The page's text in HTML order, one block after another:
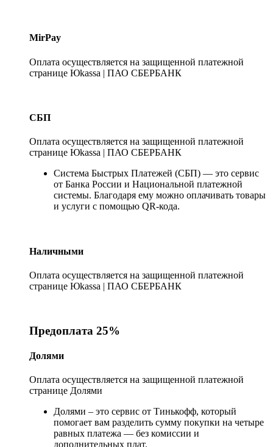
MirPay
Оплата осуществляется на защищенной платежной
странице Юkassa | ПАО СБЕРБАНК
СБП
Оплата осуществляется на защищенной платежной
странице Юkassa | ПАО СБЕРБАНК
Система Быстрых Платежей (СБП) — это сервис
от Банка России и Национальной платежной
системы. Благодаря ему можно оплачивать товары
и услуги с помощью QR-кода.
Наличными
Оплата осуществляется на защищенной платежной
странице Юkassa | ПАО СБЕРБАНК
Предоплата 25%
Долями
Оплата осуществляется на защищенной платежной
странице Долями
Долями – это сервис от Тинькофф, который
помогает вам разделить сумму покупки на четыре
равных платежа — без комиссии и
дополнительных плат.